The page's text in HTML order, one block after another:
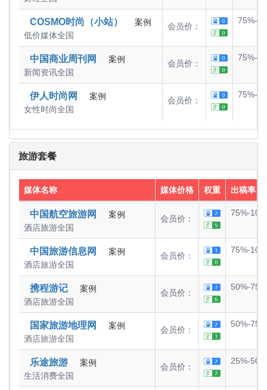
COSMO时尚（小站）
案例
低价媒体全国
会员价：
75%-
中国商业周刊网
案例
新闻资讯全国
会员价：
75%-
伊人时尚网
案例
女性时尚全国
会员价：
75%-
旅游套餐
媒体名称 媒体价格 权重 出稿率
中国航空旅游网
案例
酒店旅游全国
会员价：
75%-
中国旅游信息网
案例
酒店旅游全国
会员价：
75%-
携程游记
案例
酒店旅游全国
会员价：
50%-75%
国家旅游地理网
案例
酒店旅游全国
会员价：
50%-75%
乐途旅游
案例
生活消费全国
会员价：
25%-50%